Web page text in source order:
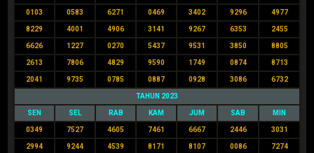
0103 0583 6271 0469 3402 9296 4977
8229 4001 4906 3141 9267 6353 2455
6626 1227 0270 5437 9531 3850 8805
2613 7806 4829 9590 1749 0874 8713
2041 9735 0785 0887 0928 3086 6732
TAHUN 2023
SEN SEL RAB KAM JUM SAB MIN
0349 7527 4605 7461 6667 2446 3031
2994 9244 4539 8171 8107 0086 7274